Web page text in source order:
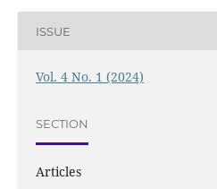
ISSUE
Vol. 4 No. 1 (2024)
SECTION
Articles